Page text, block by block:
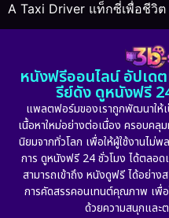
A Taxi Driver แท็กซี่เพื่อชีวิ
หนังฟรีออนไลน์ อัปเด
รีย์ดัง ดูหนังฟรี
แพลตฟอร์มของเราถูกพัฒนาให้
เนื้อหาใหม่อย่างต่อเนื่อง ครอบค
นิยมจากทั่วโลก เพื่อให้ผู้ใช้งานไม่
การ ดูหนังฟรี 24 ชั่วโมง ได้ตลอด
สามารถเข้าถึง หนังดูฟรี ได้อย่าง
การคัดสรรคอนเทนต์คุณภาพ เพื่อ
ด้วยความสนุกและ